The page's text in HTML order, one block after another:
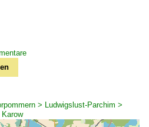
> Ludwigslust-Parchim >